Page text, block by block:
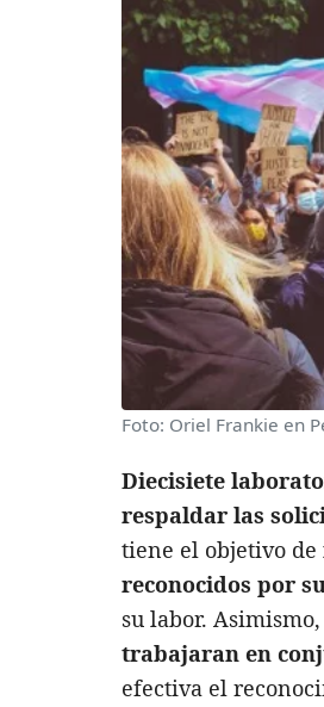
Foto: Oriel Frankie en
Diecisiete
respaldar las
tiene el objetivo de
reconocidos por
su labor. Asimismo,
trabajaran en
efectiva el